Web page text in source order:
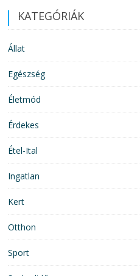
KATEGÓRIÁK
Állat
Egészség
Életmód
Érdekes
Étel-Ital
Ingatlan
Kert
Otthon
Sport